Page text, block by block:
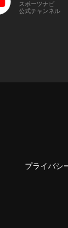
スポーツナビ
公式チャンネル
プライバシ